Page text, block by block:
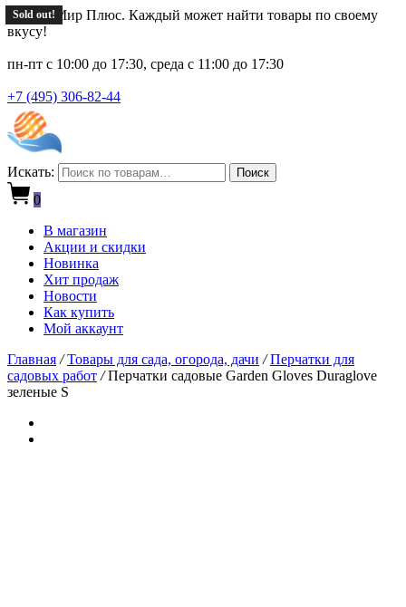
Новый Мир Плюс. Каждый может найти товары по своему
вкусу!
пн-пт с 10:00 до 17:30, среда с 11:00 до 17:30
+7 (495) 306-82-44
Искать: Поиск
0
В магазин
Акции и скидки
Новинка
Хит продаж
Новости
Как купить
Мой аккаунт
Главная / Товары для сада, огорода, дачи / Перчатки для
садовых работ /Перчатки садовые Garden Gloves Duraglove
зеленые S
Sold out!
Sold out!